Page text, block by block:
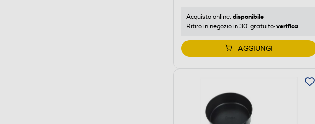
Acquisto online: disponibile
Ritiro in negozio in 30' gratuito: verifica
AGGIUNGI